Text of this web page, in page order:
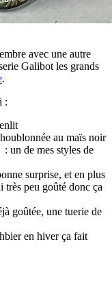
avec une autre
Galibot les grands
.
:
au maïs noir
un de mes styles de
surprise, et en plus
très peu goûté donc ça
goûtée, une tuerie de
en hiver ça fait